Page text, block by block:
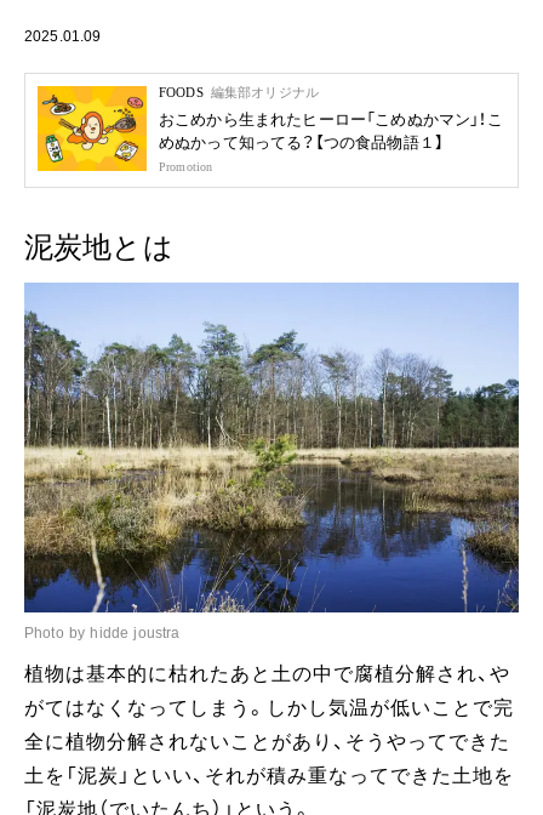
2025.01.09
FOODS 編集部オリジナル
おこめから生まれたヒーロー「こめぬかマン」！こ
めぬかって知ってる？【つの食品物語１】
Promotion
泥炭地とは
Photo by hidde joustra
植物は基本的に枯れたあと土の中で腐植分解され、や
がてはなくなってしまう。しかし気温が低いことで完
全に植物分解されないことがあり、そうやってできた
土を「泥炭」といい、それが積み重なってできた土地を
「泥炭地（でいたんち）」という。